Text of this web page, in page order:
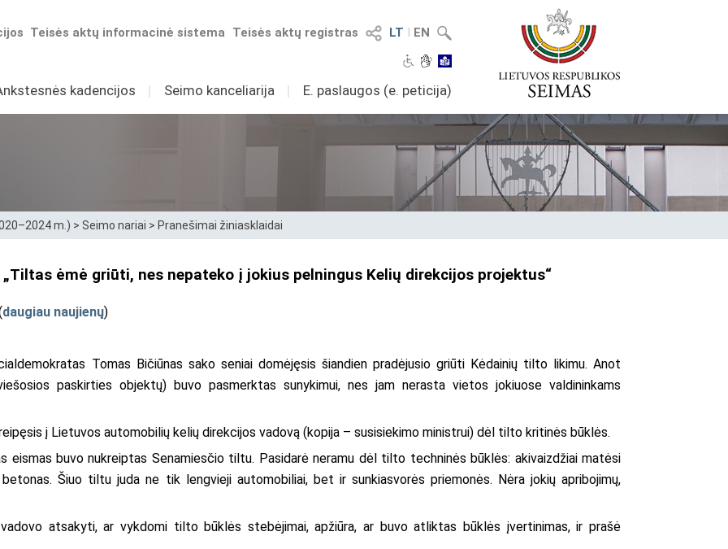
LT I EN
Teisės aktų registras
Teisės aktų informacinė sistema
kadencijos I Seimo kanceliarija I E. paslaugos (e. peticija)
m.) > Seimo nariai > Pranešimai žiniasklaidai
ėmė griūti, nes nepateko į jokius pelningus Kelių direkcijos projektus“
daugiau naujienų)
Tomas Bičiūnas sako seniai domėjęsis šiandien pradėjusio griūti Kėdainių tilto likimu. Anot
paskirties objektų) buvo pasmerktas sunykimui, nes jam nerasta vietos jokiuose valdininkams
į Lietuvos automobilių kelių direkcijos vadovą (kopija – susisiekimo ministrui) dėl tilto kritinės būklės.
eismas buvo nukreiptas Senamiesčio tiltu. Pasidarė neramu dėl tilto techninės būklės: akivaizdžiai matėsi
Šiuo tiltu juda ne tik lengvieji automobiliai, bet ir sunkiasvorės priemonės. Nėra jokių apribojimų,
vadovo atsakyti, ar vykdomi tilto būklės stebėjimai, apžiūra, ar buvo atliktas būklės įvertinimas, ir prašė